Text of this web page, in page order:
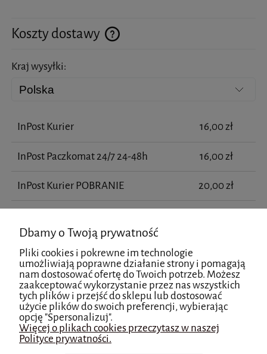
Koszty dostawy
Cena nie zawiera ewentualnych kosztów płatności
Kraj wysyłki:
InPost Kurier 16,00 zł
InPost Paczkomat 24/7 24-48h 16,00 zł
InPost Kurier POBRANIE 20,00 zł
48h
InPost Paczkomat 24/7 Paczka w
Weekend
ŁÓDŹ - DOSTAWA TEGO SAMEGO DNIA
dla OPŁACONYCH zamówień złożonych
do godz. 17:00
29,99 zł
odbiór osobisty - Łódź
Dbamy o Twoją prywatność
Pliki cookies i pokrewne im technologie
umożliwiają poprawne działanie strony i pomagają
nam dostosować ofertę do Twoich potrzeb. Możesz
zaakceptować wykorzystanie przez nas wszystkich
tych plików i przejść do sklepu lub dostosować
użycie plików do swoich preferencji, wybierając
opcję "Spersonalizuj".
Więcej o plikach cookies przeczytasz w naszej
Polityce prywatności.